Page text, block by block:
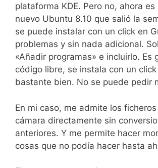
plataforma KDE. Pero no, ahora
nuevo Ubuntu 8.10 que salió la
se puede instalar con un click en
problemas y sin nada adicional.
«Añadir programas» e incluirlo. Es
código libre, se instala con un
bastante bien. No se puede pedir
En mi caso, me admite los
cámara directamente sin
anteriores. Y me permite hacer
cosas que no podía hacer hasta